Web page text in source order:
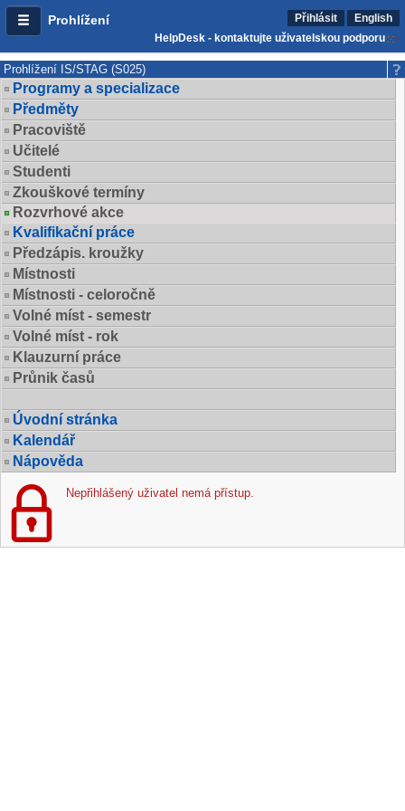
Prohlížení Přihlásit
English
HelpDesk - kontaktujte uživatelskou podporu
Prohlížení IS/STAG (S025)
Programy a specializace
Předměty
Pracoviště
Učitelé
Studenti
Zkouškové termíny
Rozvrhové akce
Kvalifikační práce
Předzápis. kroužky
Místnosti
Místnosti - celoročně
Volné míst - semestr
Volné míst - rok
Klauzurní práce
Průnik časů
Úvodní stránka
Kalendář
Nápověda
Nepřihlášený uživatel nemá přístup.